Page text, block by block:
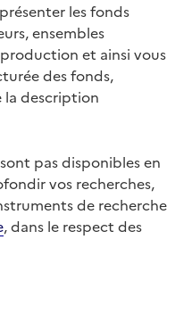
les fonds
ensembles
et ainsi vous
des fonds,
la description
pas disponibles en
vos recherches,
de recherche
, dans le respect des